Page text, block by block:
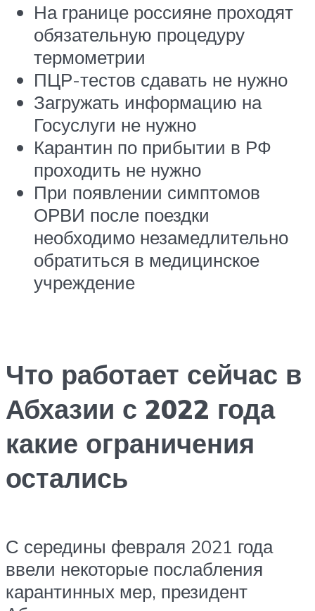
На границе россияне проходят
обязательную процедуру
термометрии
ПЦР-тестов сдавать не нужно
Загружать информацию на
Госуслуги не нужно
Карантин по прибытии в РФ
проходить не нужно
При появлении симптомов
ОРВИ после поездки
необходимо незамедлительно
обратиться в медицинское
учреждение
Что работает сейчас в
Абхазии с 2022 года
какие ограничения
остались
С середины февраля 2021 года
ввели некоторые послабления
карантинных мер, президент